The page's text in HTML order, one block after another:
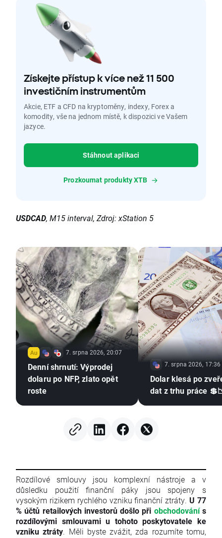
Získejte přístup k více než 11 500
investičním instrumentům
Akcie, ETF a CFD na kryptoměny, indexy, Forex a
komodity, vše na jednom místě, k dispozici ve Vašem
jazyce.
Stáhnout aplikaci
Prozkoumat produkty XTB
USDCAD, M15 interval, Zdroj: xStation 5
7. srpna 2026, 20:07
Denní shrnutí: Výprodej
dolaru po NFP, zlato opět
roste
7. srpna 2026, 17:36
Dolar klesá po
dat z trhu práce
Rozdílové smlouvy jsou komplexní nástroje a v
důsledku použití finanční páky jsou spojeny s
vysokým rizikem rychlého vzniku finanční ztráty. U 77
% účtů retailových investorů došlo při obchodovánís
rozdílovými smlouvami u tohoto poskytovatele ke
vzniku ztráty. Měli byste zvážit, zda rozumíte tomu,